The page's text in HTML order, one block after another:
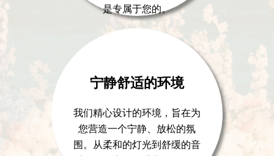
是专属于您的。
宁静舒适的环境
我们精心设计的环境，旨在为
您营造一个宁静、放松的氛
围。从柔和的灯光到舒缓的音